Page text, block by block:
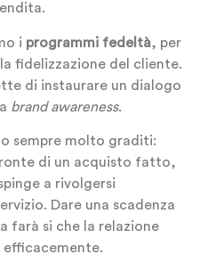
i programmi fedeltà, per
fidelizzazione del cliente.
di instaurare un dialogo
brand awareness.
sempre molto graditi:
di un acquisto fatto,
a rivolgersi
Dare una scadenza
farà si che la relazione
efficacemente.